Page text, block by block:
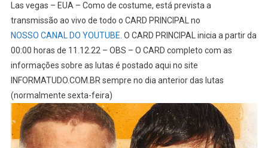
Las vegas – EUA – Como de costume, está prevista a
transmissão ao vivo de todo o CARD PRINCIPAL no
NOSSO CANAL DO YOUTUBE. O CARD PRINCIPAL inicia a partir da
00:00 horas de 11.12.22 – OBS – O CARD completo com as
informações sobre as lutas é postado aqui no site
INFORMATUDO.COM.BR sempre no dia anterior das lutas
(normalmente sexta-feira)